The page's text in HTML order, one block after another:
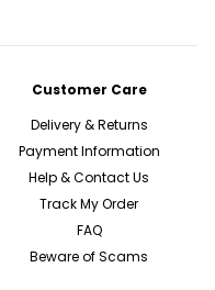
Customer Care
Delivery & Returns
Payment Information
Help & Contact Us
Track My Order
FAQ
Beware of Scams